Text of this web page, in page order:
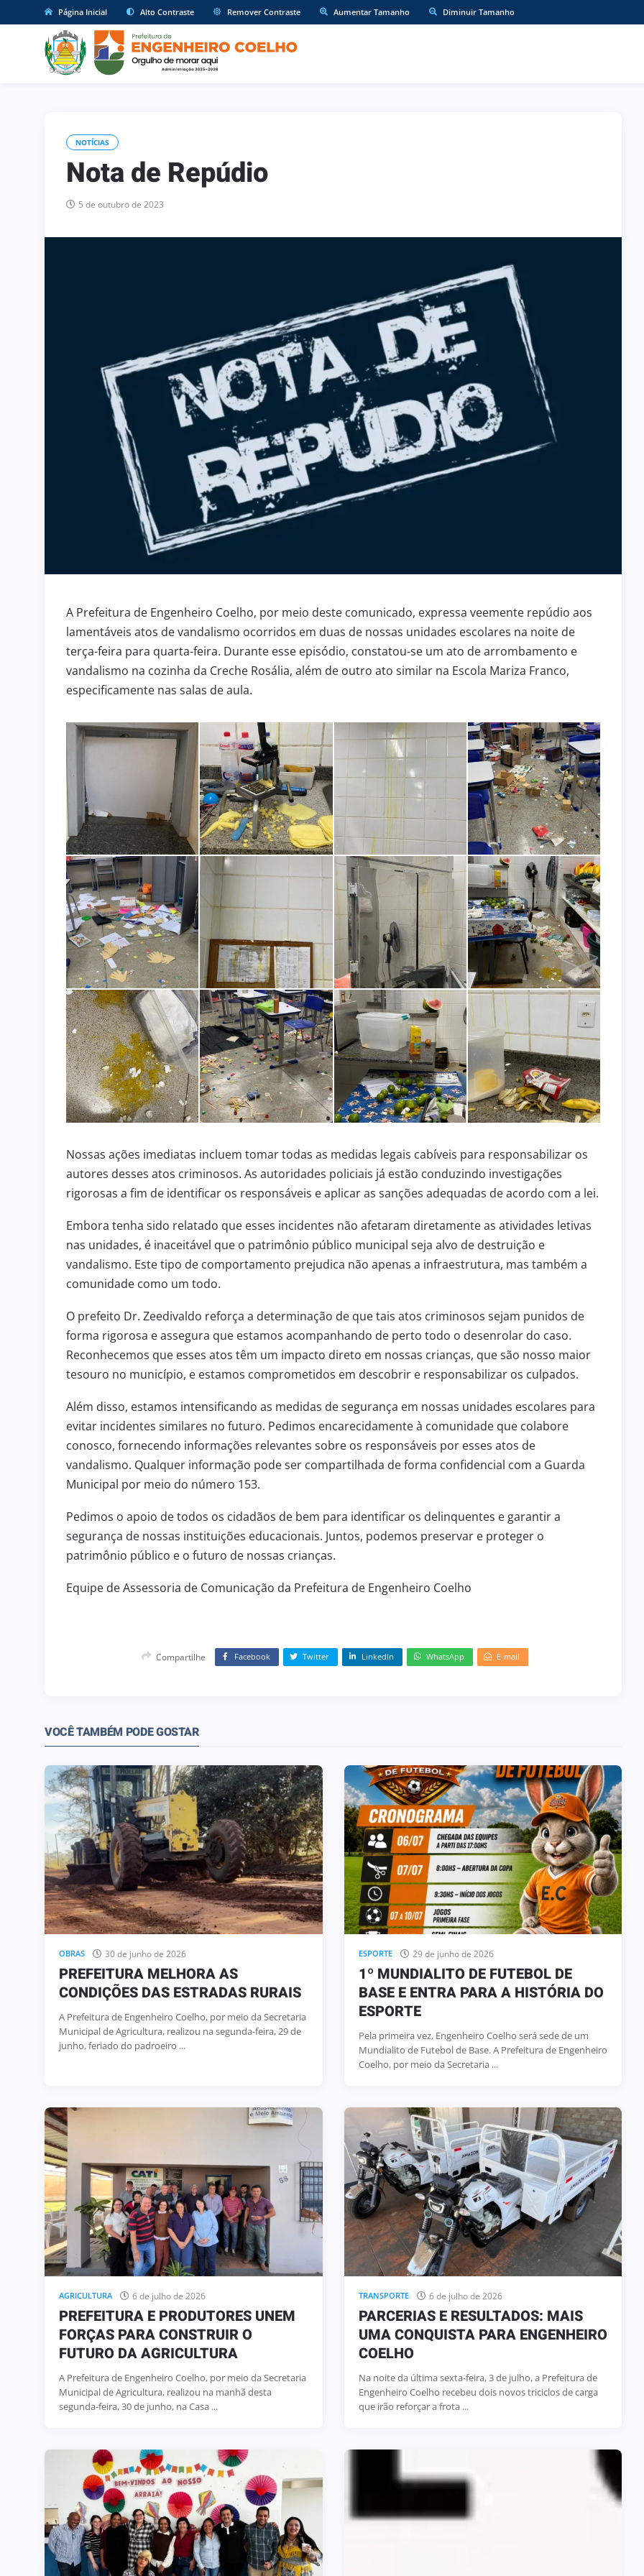
Página Inicial Alto Contraste Remover Contraste Aumentar Tamanho Diminuir Tamanho
NOTÍCIAS
Nota de Repúdio
5 de outubro de 2023
A Prefeitura de Engenheiro Coelho, por meio deste comunicado, expressa veemente repúdio aos
lamentáveis atos de vandalismo ocorridos em duas de nossas unidades escolares na noite de
terça-feira para quarta-feira. Durante esse episódio, constatou-se um ato de arrombamento e
vandalismo na cozinha da Creche Rosália, além de outro ato similar na Escola Mariza Franco,
especificamente nas salas de aula.
Nossas ações imediatas incluem tomar todas as medidas legais cabíveis para responsabilizar os
autores desses atos criminosos. As autoridades policiais já estão conduzindo investigações
rigorosas a fim de identificar os responsáveis e aplicar as sanções adequadas de acordo com a lei.
Embora tenha sido relatado que esses incidentes não afetaram diretamente as atividades letivas
nas unidades, é inaceitável que o patrimônio público municipal seja alvo de destruição e
vandalismo. Este tipo de comportamento prejudica não apenas a infraestrutura, mas também a
comunidade como um todo.
O prefeito Dr. Zeedivaldo reforça a determinação de que tais atos criminosos sejam punidos de
forma rigorosa e assegura que estamos acompanhando de perto todo o desenrolar do caso.
Reconhecemos que esses atos têm um impacto direto em nossas crianças, que são nosso maior
tesouro no município, e estamos comprometidos em descobrir e responsabilizar os culpados.
Além disso, estamos intensificando as medidas de segurança em nossas unidades escolares para
evitar incidentes similares no futuro. Pedimos encarecidamente à comunidade que colabore
conosco, fornecendo informações relevantes sobre os responsáveis por esses atos de
vandalismo. Qualquer informação pode ser compartilhada de forma confidencial com a Guarda
Municipal por meio do número 153.
Pedimos o apoio de todos os cidadãos de bem para identificar os delinquentes e garantir a
segurança de nossas instituições educacionais. Juntos, podemos preservar e proteger o
patrimônio público e o futuro de nossas crianças.
Equipe de Assessoria de Comunicação da Prefeitura de Engenheiro Coelho
Compartilhe Facebook Twitter LinkedIn WhatsApp E-mail
VOCÊ TAMBÉM PODE GOSTAR
OBRAS 30 de junho de 2026
PREFEITURA MELHORA AS
CONDIÇÕES DAS ESTRADAS RURAIS
A Prefeitura de Engenheiro Coelho, por meio da Secretaria
Municipal de Agricultura, realizou na segunda-feira, 29 de
junho, feriado do padroeiro ...
ESPORTE 29 de junho de 2026
1º MUNDIALITO DE FUTEBOL DE
BASE E ENTRA PARA A HISTÓRIA DO
ESPORTE
Pela primeira vez, Engenheiro Coelho será sede de um
Mundialito de Futebol de Base. A Prefeitura de Engenheiro
Coelho, por meio da Secretaria ...
AGRICULTURA 6 de julho de 2026
PREFEITURA E PRODUTORES UNEM
FORÇAS PARA CONSTRUIR O
FUTURO DA AGRICULTURA
A Prefeitura de Engenheiro Coelho, por meio da Secretaria
Municipal de Agricultura, realizou na manhã desta
segunda-feira, 30 de junho, na Casa ...
TRANSPORTE 6 de julho de 2026
PARCERIAS E RESULTADOS: MAIS
UMA CONQUISTA PARA ENGENHEIRO
COELHO
Na noite da última sexta-feira, 3 de julho, a Prefeitura de
Engenheiro Coelho recebeu dois novos triciclos de carga
que irão reforçar a frota ...
HOMENAGEM 3 de julho de 2026
ENGENHEIRO COELHO PARTICIPA
DA SOLENIDADE DE ASSUNÇÃO DO
NOVO COMANDANTE DO 36º BPM/I
INFRAESTRUTURA 2 de julho de 2026
ENGENHEIRO COELHO RECEBE
MOTONIVELADORA 0 KM PARA
FORTALECER A INFRAESTRUTURA
DA ÁREA RURAL